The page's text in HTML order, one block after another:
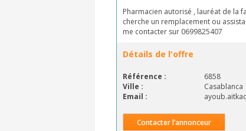
Pharmacien autorisé , lauréat de la
cherche un remplacement ou
me contacter sur 0699825407
Détails de l'offre
Référence : 6858
Ville :
Casablanca
Email :
Contacter l’annonceur